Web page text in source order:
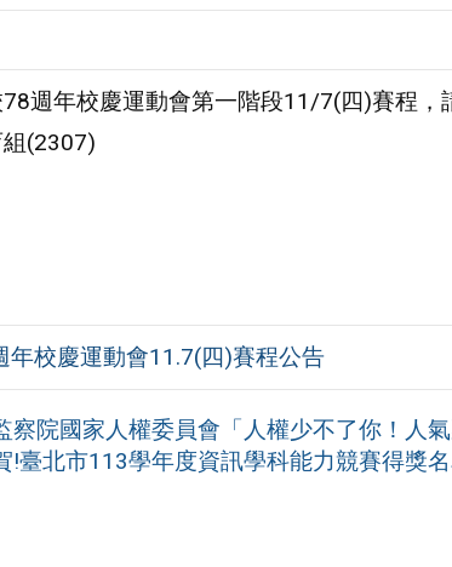
週年校慶運動會第一階段11/7(四)賽程，
(2307)
年校慶運動會11.7(四)賽程公告
察院國家人權委員會「人權少不了你！人氣
!臺北市113學年度資訊學科能力競賽得獎